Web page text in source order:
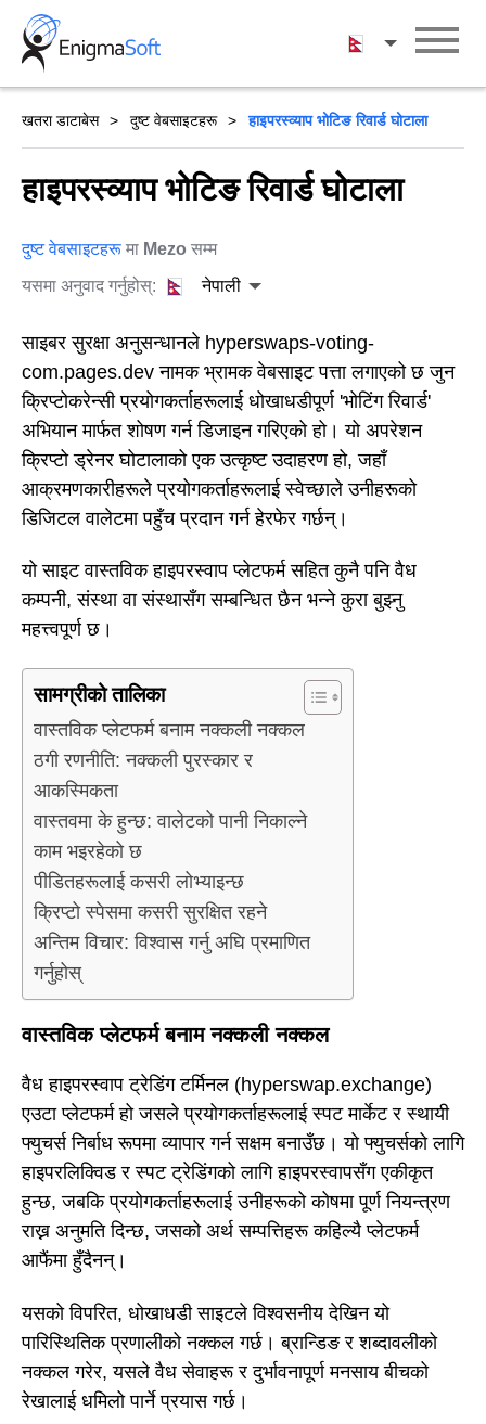
Skip
content
नेपाली
खतरा डाटाबेस दुष्ट वेबसाइटहरू हाइपरस्व्याप भोटिङ रिवार्ड घोटाला
हाइपरस्व्याप भोटिङ रिवार्ड घोटाला
दुष्ट वेबसाइटहरू मा Mezo सम्म
यसमा अनुवाद गर्नुहोस्:
नेपाली
साइबर सुरक्षा अनुसन्धानले hyperswaps-voting-
com.pages.dev नामक भ्रामक वेबसाइट पत्ता लगाएको छ जुन
क्रिप्टोकरेन्सी प्रयोगकर्ताहरूलाई धोखाधडीपूर्ण 'भोटिंग रिवार्ड'
अभियान मार्फत शोषण गर्न डिजाइन गरिएको हो। यो अपरेशन
क्रिप्टो ड्रेनर घोटालाको एक उत्कृष्ट उदाहरण हो, जहाँ
आक्रमणकारीहरूले प्रयोगकर्ताहरूलाई स्वेच्छाले उनीहरूको
डिजिटल वालेटमा पहुँच प्रदान गर्न हेरफेर गर्छन्।
यो साइट वास्तविक हाइपरस्वाप प्लेटफर्म सहित कुनै पनि वैध
कम्पनी, संस्था वा संस्थासँग सम्बन्धित छैन भन्ने कुरा बुझ्नु
महत्त्वपूर्ण छ।
सामग्रीको तालिका
वास्तविक प्लेटफर्म बनाम नक्कली नक्कल
ठगी रणनीति: नक्कली पुरस्कार र
आकस्मिकता
वास्तवमा के हुन्छ: वालेटको पानी निकाल्ने
काम भइरहेको छ
पीडितहरूलाई कसरी लोभ्याइन्छ
क्रिप्टो स्पेसमा कसरी सुरक्षित रहने
अन्तिम विचार: विश्वास गर्नु अघि प्रमाणित
गर्नुहोस्
वास्तविक प्लेटफर्म बनाम नक्कली नक्कल
वैध हाइपरस्वाप ट्रेडिंग टर्मिनल (hyperswap.exchange)
एउटा प्लेटफर्म हो जसले प्रयोगकर्ताहरूलाई स्पट मार्केट र स्थायी
फ्युचर्स निर्बाध रूपमा व्यापार गर्न सक्षम बनाउँछ। यो फ्युचर्सको लागि
हाइपरलिक्विड र स्पट ट्रेडिंगको लागि हाइपरस्वापसँग एकीकृत
हुन्छ, जबकि प्रयोगकर्ताहरूलाई उनीहरूको कोषमा पूर्ण नियन्त्रण
राख्न अनुमति दिन्छ, जसको अर्थ सम्पत्तिहरू कहिल्यै प्लेटफर्म
आफैंमा हुँदैनन्।
यसको विपरित, धोखाधडी साइटले विश्वसनीय देखिन यो
पारिस्थितिक प्रणालीको नक्कल गर्छ। ब्रान्डिङ र शब्दावलीको
नक्कल गरेर, यसले वैध सेवाहरू र दुर्भावनापूर्ण मनसाय बीचको
रेखालाई धमिलो पार्ने प्रयास गर्छ।